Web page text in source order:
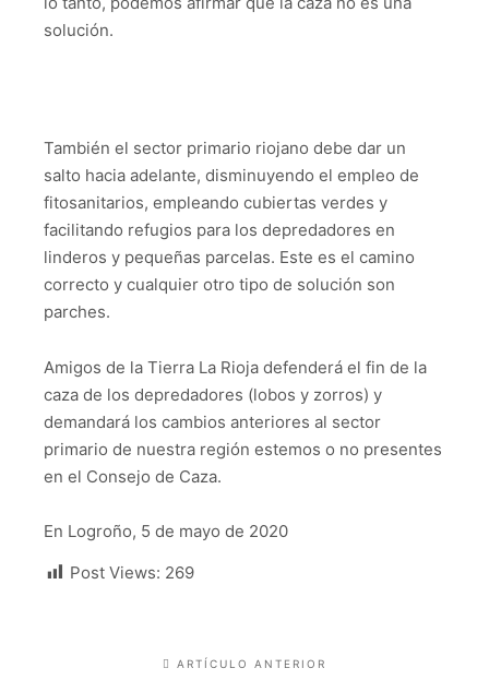
solución.
También el sector primario riojano debe dar un
salto hacia adelante, disminuyendo el empleo de
fitosanitarios, empleando cubiertas verdes y
facilitando refugios para los depredadores en
linderos y pequeñas parcelas. Este es el camino
correcto y cualquier otro tipo de solución son
parches.
Amigos de la Tierra La Rioja defenderá el fin de la
caza de los depredadores (lobos y zorros) y
demandará los cambios anteriores al sector
primario de nuestra región estemos o no presentes
en el Consejo de Caza.
En Logroño, 5 de mayo de 2020
Post Views: 269
ARTÍCULO ANTERIOR